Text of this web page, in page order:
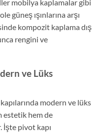
mobilya kaplamalar gibi
güneş ışınlarına arşı
kompozit kaplama dış
rengini ve
ve Lüks
modern ve lüks
estetik hem de
İşte pivot kapı